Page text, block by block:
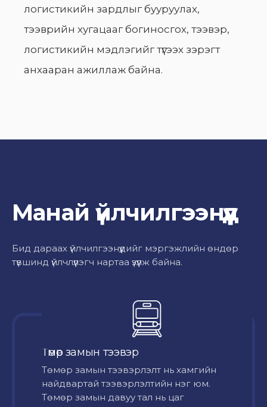
логистикийн зардлыг бууруулах,
тээврийн хугацааг богиносгох, тээвэр,
логистикийн мэдлэгийг түгээх зэрэгт
анхааран ажиллаж байна.
Манай үйлчилгээнүүд
Бид дараах үйлчилгээнүүдийг мэргэжлийн өндөр
түвшинд үйлчлүүлэгч нартаа үзүүлж байна.
Төмөр замын тээвэр
Төмөр замын тээвэрлэлт нь хамгийн
найдвартай тээвэрлэлтийн нэг юм.
Төмөр замын давуу тал нь цаг